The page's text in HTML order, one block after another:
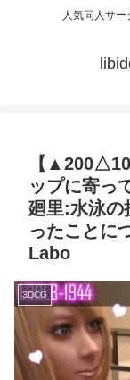
人気同人サ
【
ップに寄っ
廻里:水泳の
ったことに
Labo
3DCG